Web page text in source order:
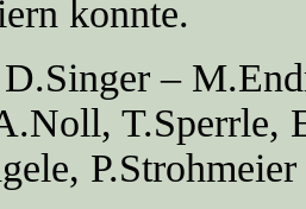
konnte.
D.Singer –
T.Sperrle,
P.Strohmeier